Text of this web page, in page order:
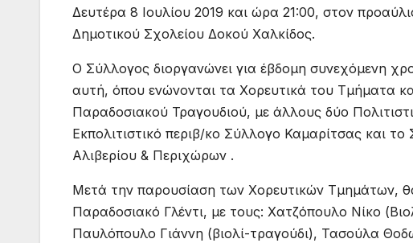
Δευτέρα 8 Ιουλίου 2019 και ώρα 21:00, στον
Δημοτικού Σχολείου Δοκού Χαλκίδος.
Ο Σύλλογος διοργανώνει για έβδομη συνεχόμενη
αυτή, όπου ενώνονται τα Χορευτικά του Τμήματα
Παραδοσιακού Τραγουδιού, με άλλους δύο
Εκπολιτιστικό περιβ/κο Σύλλογο Καμαρίτσας και
Αλιβερίου & Περιχώρων .
Μετά την παρουσίαση των Χορευτικών Τμημάτων,
Παραδοσιακό Γλέντι, με τους: Χατζόπουλο Νίκο
Παυλόπουλο Γιάννη (βιολί-τραγούδι), Τασούλα